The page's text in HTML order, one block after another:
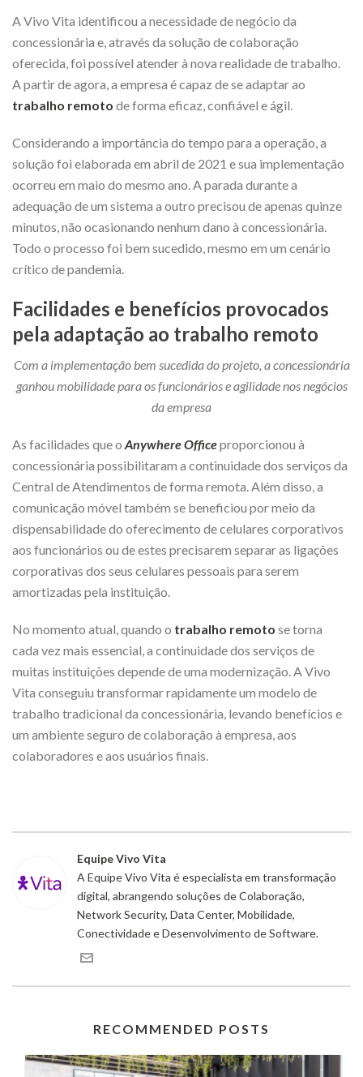
A Vivo Vita identificou a necessidade de negócio da
concessionária e, através da solução de colaboração
oferecida, foi possível atender à nova realidade de trabalho.
A partir de agora, a empresa é capaz de se adaptar ao
trabalho remoto de forma eficaz, confiável e ágil.
Considerando a importância do tempo para a operação, a
solução foi elaborada em abril de 2021 e sua implementação
ocorreu em maio do mesmo ano. A parada durante a
adequação de um sistema a outro precisou de apenas quinze
minutos, não ocasionando nenhum dano à concessionária.
Todo o processo foi bem sucedido, mesmo em um cenário
crítico de pandemia.
Facilidades e benefícios provocados
pela adaptação ao trabalho remoto
Com a implementação bem sucedida do projeto, a concessionária
ganhou mobilidade para os funcionários e agilidade nos negócios
da empresa
As facilidades que o Anywhere Officeproporcionou à
concessionária possibilitaram a continuidade dos serviços da
Central de Atendimentos de forma remota. Além disso, a
comunicação móvel também se beneficiou por meio da
dispensabilidade do oferecimento de celulares corporativos
aos funcionários ou de estes precisarem separar as ligações
corporativas dos seus celulares pessoais para serem
amortizadas pela instituição.
No momento atual, quando o trabalho remoto se torna
cada vez mais essencial, a continuidade dos serviços de
muitas instituições depende de uma modernização. A Vivo
Vita conseguiu transformar rapidamente um modelo de
trabalho tradicional da concessionária, levando benefícios e
um ambiente seguro de colaboração à empresa, aos
colaboradores e aos usuários finais.
Equipe Vivo Vita
A Equipe Vivo Vita é especialista em transformação
digital, abrangendo soluções de Colaboração,
Network Security, Data Center, Mobilidade,
Conectividade e Desenvolvimento de Software.
RECOMMENDED POSTS